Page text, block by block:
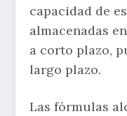
capacidad de
almacenadas
a corto plazo,
largo plazo.
Las fórmulas